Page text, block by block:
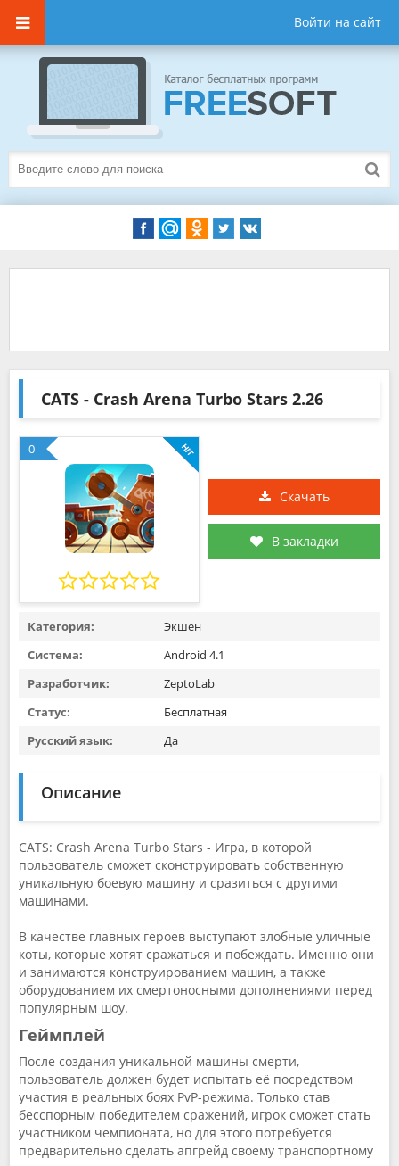
Войти на сайт
CATS - Crash Arena Turbo Stars 2.26
0
Скачать
В закладки
Категория:
Экшен
Система:
Android 4.1
Разработчик:
ZeptoLab
Статус:
Бесплатная
Русский язык:
Да
Описание
CATS: Crash Arena Turbo Stars - Игра, в которой
пользователь сможет сконструировать собственную
уникальную боевую машину и сразиться с другими
машинами.
В качестве главных героев выступают злобные уличные
коты, которые хотят сражаться и побеждать. Именно они
и занимаются конструированием машин, а также
оборудованием их смертоносными дополнениями перед
популярным шоу.
Геймплей
После создания уникальной машины смерти,
пользователь должен будет испытать её посредством
участия в реальных боях PvP-режима. Только став
бесспорным победителем сражений, игрок сможет стать
участником чемпионата, но для этого потребуется
предварительно сделать апгрейд своему транспортному